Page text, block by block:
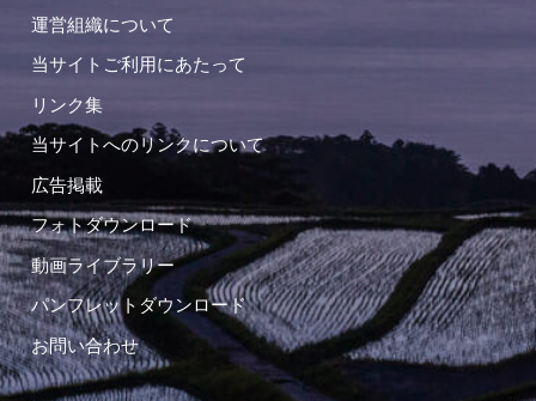
運営組織について
当サイトご利用にあたって
リンク集
当サイトへのリンクについて
広告掲載
フォトダウンロード
動画ライブラリー
パンフレットダウンロード
お問い合わせ